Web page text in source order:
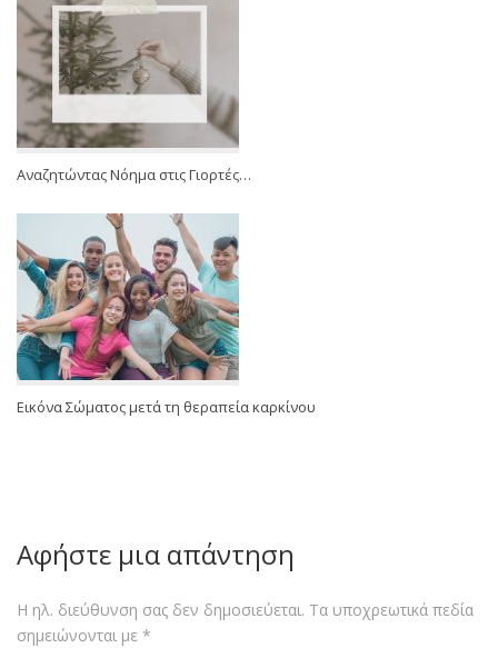
Αναζητώντας Νόημα στις Γιορτές…
Εικόνα Σώματος μετά τη θεραπεία καρκίνου
Αφήστε μια απάντηση
Η ηλ. διεύθυνση σας δεν δημοσιεύεται. Τα υποχρεωτικά πεδία
σημειώνονται με *